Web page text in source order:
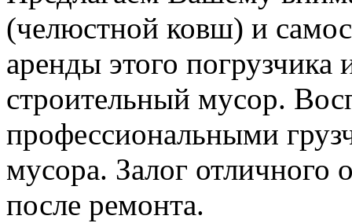
(челюстной ковш) и
аренды этого
строительный мусор.
профессиональными
мусора. Залог отличного
после ремонта.